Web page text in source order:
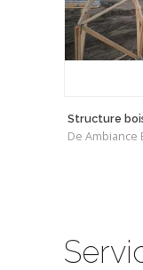
Structure
De Ambiance